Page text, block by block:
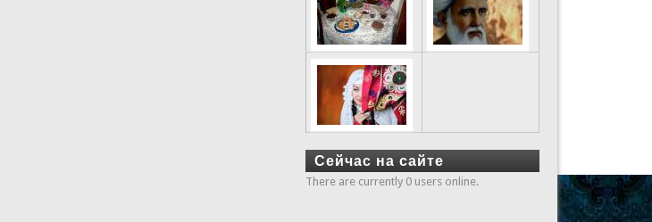
Сейчас на сайте
There are currently 0 users online.